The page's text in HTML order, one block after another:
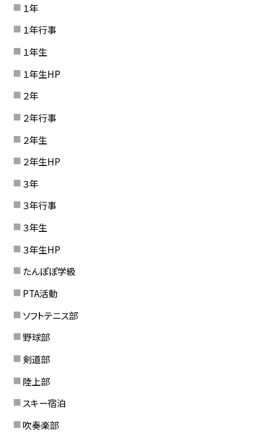
１年
１年行事
１年生
１年生HP
２年
２年行事
２年生
２年生HP
３年
３年行事
３年生
３年生HP
たんぽぽ学級
PTA活動
ソフトテニス部
野球部
剣道部
陸上部
スキー宿泊
吹奏楽部